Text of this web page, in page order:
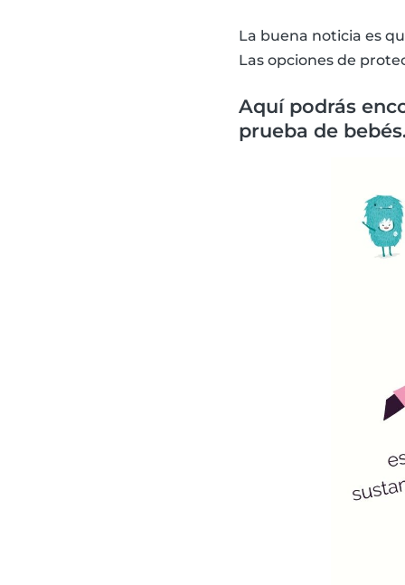
La buena noticia es
Las opciones de
Aquí podrás
prueba de